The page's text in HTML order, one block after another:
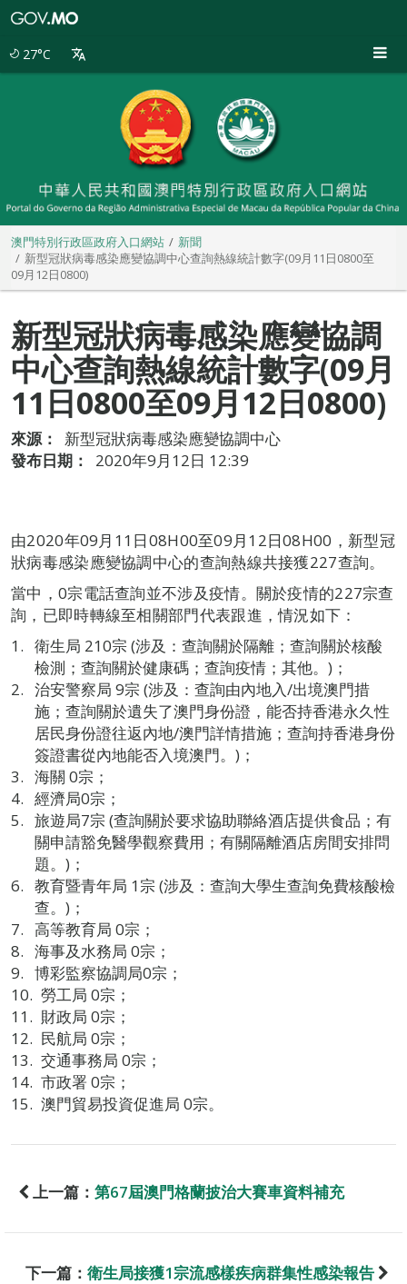
27°C
澳門特別行政區政府入口網站
新聞
新型冠狀病毒感染應變協調中心查詢熱線統計數字(09月11日0800至
09月12日0800)
新型冠狀病毒感染應變協調
中心查詢熱線統計數字(09月
11日0800至09月12日0800)
來源：
新型冠狀病毒感染應變協調中心
發布日期：
2020年9月12日 12:39
由2020年09月11日08H00至09月12日08H00，新型冠
狀病毒感染應變協調中心的查詢熱線共接獲227查詢。
當中，0宗電話查詢並不涉及疫情。關於疫情的227宗查
詢，已即時轉線至相關部門代表跟進，情況如下：
衛生局 210宗 (涉及：查詢關於隔離；查詢關於核酸
檢測；查詢關於健康碼；查詢疫情；其他。)；
治安警察局 9宗 (涉及：查詢由內地入/出境澳門措
施；查詢關於遺失了澳門身份證，能否持香港永久性
居民身份證往返內地/澳門詳情措施；查詢持香港身份
簽證書從內地能否入境澳門。)；
海關 0宗；
經濟局0宗；
旅遊局7宗 (查詢關於要求協助聯絡酒店提供食品；有
關申請豁免醫學觀察費用；有關隔離酒店房間安排問
題。)；
教育暨青年局 1宗 (涉及：查詢大學生查詢免費核酸檢
查。)；
高等教育局 0宗；
海事及水務局 0宗；
博彩監察協調局0宗；
勞工局 0宗；
財政局 0宗；
民航局 0宗；
交通事務局 0宗；
市政署 0宗；
澳門貿易投資促進局 0宗。
上一篇： 第67屆澳門格蘭披治大賽車資料補充
下一篇： 衛生局接獲1宗流感樣疾病群集性感染報告